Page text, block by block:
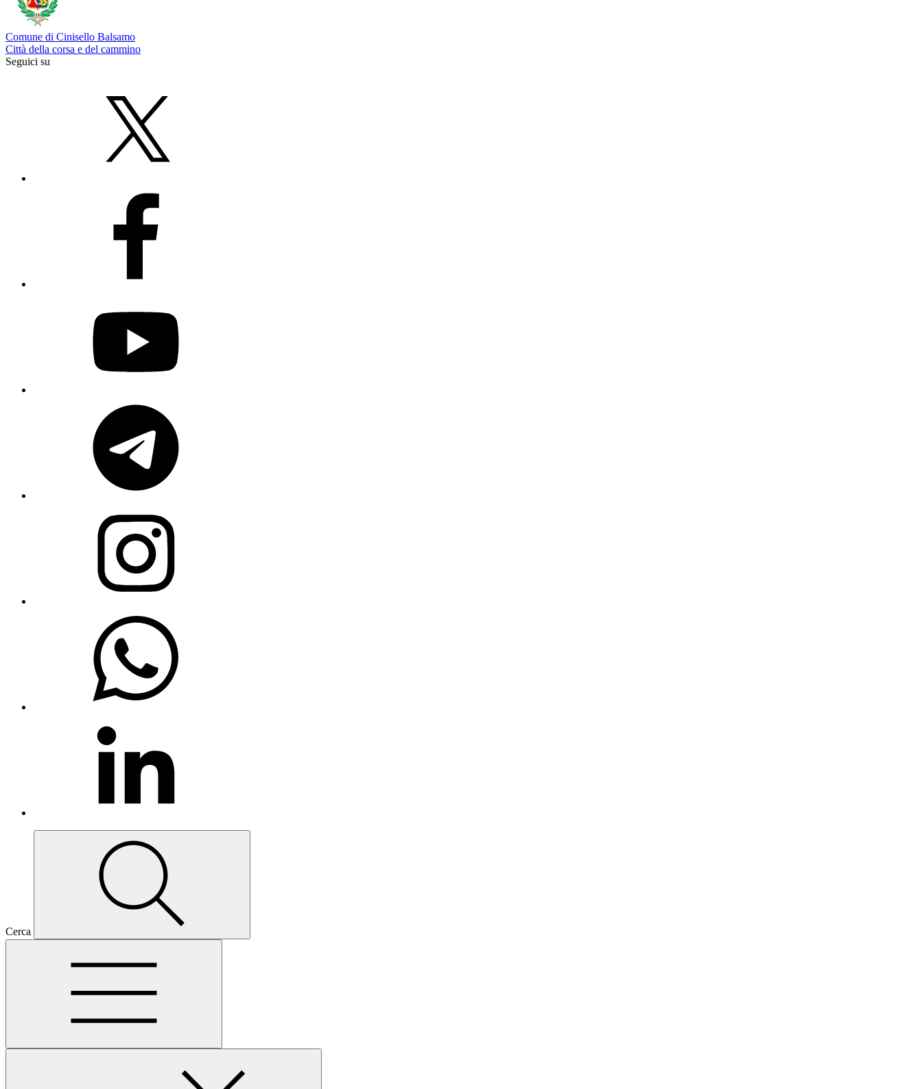
Comune di Cinisello Balsamo
Città della corsa e del cammino
Seguici su
Cerca